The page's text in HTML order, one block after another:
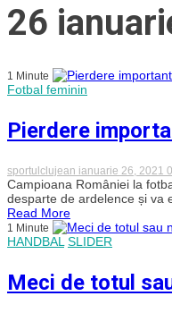
26
1 Minute
Fotbal feminin
Pierdere
sportulclujean ianuarie 26, 2021
Campioana României la
desparte de ardelence și va
Read More
1 Minute
HANDBAL SLIDER
Meci de totul